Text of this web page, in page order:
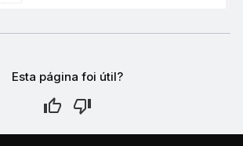
Esta página foi útil?